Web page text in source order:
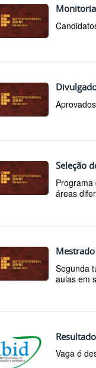
Seleção
áreas
Segunda
aulas em
Vaga é